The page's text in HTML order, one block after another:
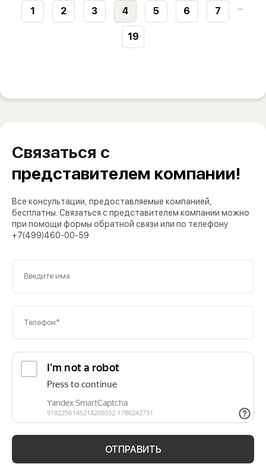
1 2 3 4 5 6 7 ...
19
Связаться с
представителем компании!
Все консультации, предоставляемые компанией,
бесплатны. Связаться с представителем компании можно
при помощи формы обратной связи или по телефону
+7(499)460-00-59
Введите имя
Телефон*
ОТПРАВИТЬ